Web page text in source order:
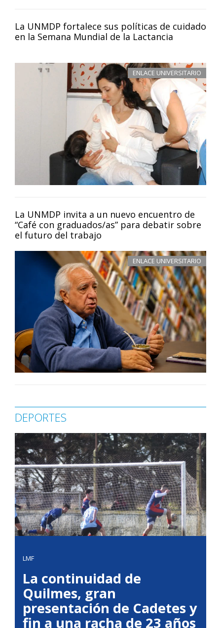
La UNMDP fortalece sus políticas de cuidado
en la Semana Mundial de la Lactancia
ENLACE UNIVERSITARIO
La UNMDP invita a un nuevo encuentro de
“Café con graduados/as” para debatir sobre
el futuro del trabajo
ENLACE UNIVERSITARIO
DEPORTES
LMF
La continuidad de
Quilmes, gran
presentación de Cadetes y
fin a una racha de 23 años